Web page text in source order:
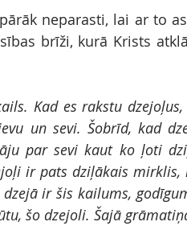
neparasti, lai ar to
brīži, kurā Krists
Kad es rakstu
un sevi. Šobrīd, kad
par sevi kaut ko ļoti
ir pats dziļākais mirklis,
ir šis kailums,
šo dzejoli. Šajā